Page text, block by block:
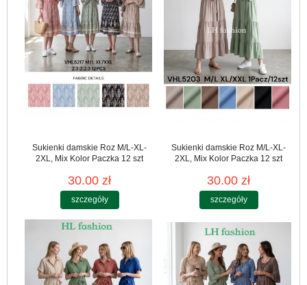
Sukienki damskie Roz M/L-XL-
2XL, Mix Kolor Paczka 12 szt
30.00 zł
szczegóły
Sukienki damskie Roz M/L-XL-
2XL, Mix Kolor Paczka 12 szt
30.00 zł
szczegóły